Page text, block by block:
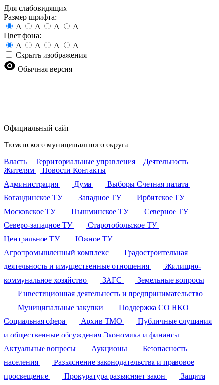
Для слабовидящих
Размер шрифта:
A
A A
A
Цвет фона:
A
A A
A
Скрыть изображения
Обычная версия
Официальный сайт
Тюменского муниципального округа
Власть
Территориальные управления
Деятельность
Жителям
Новости Контакты
Администрация
Дума Выборы Счетная палата
Богандинское ТУ
Западное ТУ
Ирбитское ТУ
Московское ТУ
Пышминское ТУ
Северное ТУ
Северо-западное ТУ
Старотобольское ТУ
Центральное ТУ
Южное ТУ
Агропромышленный комплекс
Градостроительная
деятельность и имущественные отношения
Жилищно-
коммунальное хозяйство
ЗАГС
Земельные вопросы
Инвестиционная деятельность и предпринимательство
Муниципальные закупки
Поддержка СО НКО
Социальная сфера
Архив ТМО
Публичные слушания
и общественные обсуждения Экономика и финансы
Актуальные вопросы
Аукционы
Безопасность
населения
Разъяснение законодательства и правовое
просвещение
Прокуратура разъясняет закон
Защита